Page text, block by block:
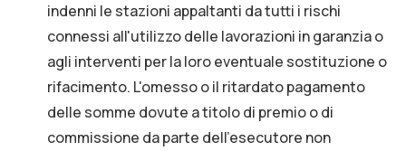
indenni le stazioni appaltanti da tutti i rischi
connessi all'utilizzo delle lavorazioni in garanzia o
agli interventi per la loro eventuale sostituzione o
rifacimento. L'omesso o il ritardato pagamento
delle somme dovute a titolo di premio o di
commissione da parte dell'esecutore non